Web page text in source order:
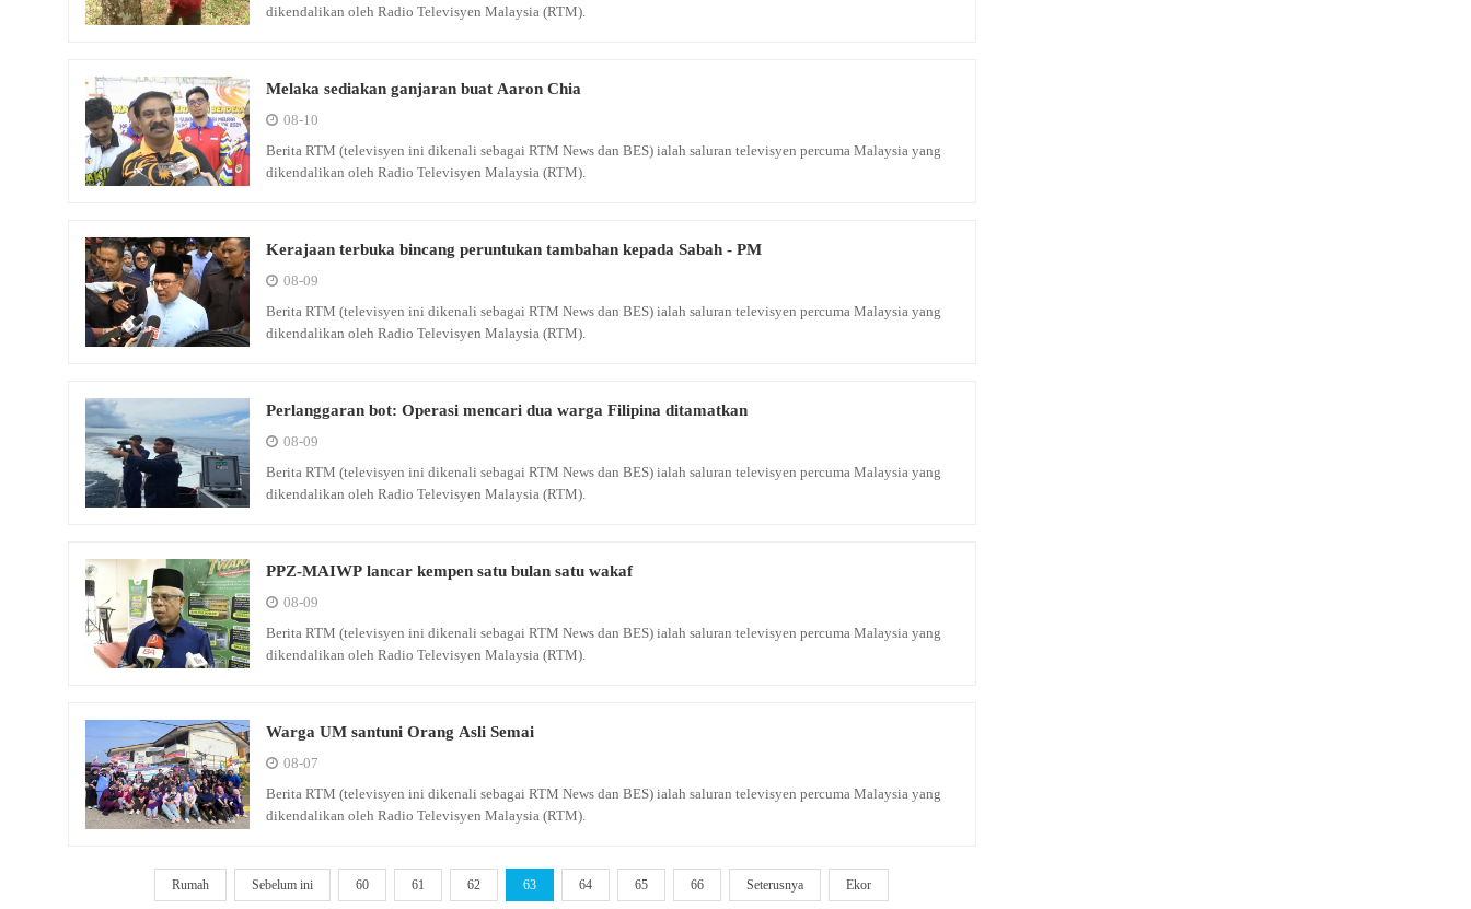
dikendalikan oleh Radio Televisyen Malaysia (RTM).
Melaka sediakan ganjaran buat Aaron Chia
08-10
Berita RTM (televisyen ini dikenali sebagai RTM News dan BES) ialah saluran televisyen percuma Malaysia yang
dikendalikan oleh Radio Televisyen Malaysia (RTM).
Kerajaan terbuka bincang peruntukan tambahan kepada Sabah - PM
08-09
Berita RTM (televisyen ini dikenali sebagai RTM News dan BES) ialah saluran televisyen percuma Malaysia yang
dikendalikan oleh Radio Televisyen Malaysia (RTM).
Perlanggaran bot: Operasi mencari dua warga Filipina ditamatkan
08-09
Berita RTM (televisyen ini dikenali sebagai RTM News dan BES) ialah saluran televisyen percuma Malaysia yang
dikendalikan oleh Radio Televisyen Malaysia (RTM).
PPZ-MAIWP lancar kempen satu bulan satu wakaf
08-09
Berita RTM (televisyen ini dikenali sebagai RTM News dan BES) ialah saluran televisyen percuma Malaysia yang
dikendalikan oleh Radio Televisyen Malaysia (RTM).
Warga UM santuni Orang Asli Semai
08-07
Berita RTM (televisyen ini dikenali sebagai RTM News dan BES) ialah saluran televisyen percuma Malaysia yang
dikendalikan oleh Radio Televisyen Malaysia (RTM).
Rumah Sebelum ini 60 61 62 63 64 65 66 Seterusnya Ekor